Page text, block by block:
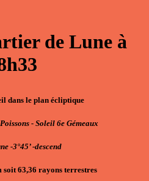
de Lune à
dans le plan écliptique
- Soleil 6e Gémeaux
-3°45’ -descend
soit 63,36 rayons terrestres